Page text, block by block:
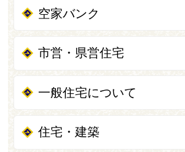
空家バンク
市営・県営住宅
一般住宅について
住宅・建築